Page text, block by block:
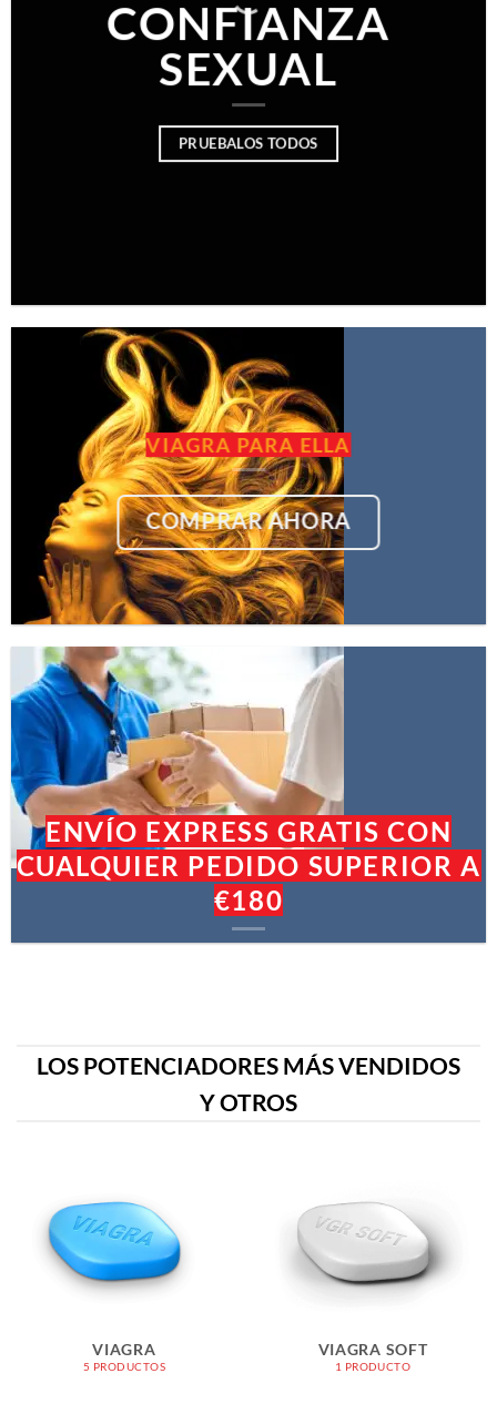
CONFIANZA
SEXUAL
PRUEBALOS TODOS
VIAGRA PARA ELLA
COMPRAR AHORA
ENVÍO EXPRESS GRATIS CON
CUALQUIER PEDIDO SUPERIOR A
€180
LOS POTENCIADORES MÁS VENDIDOS
Y OTROS
VIAGRA
5 PRODUCTOS
VIAGRA SOFT
1 PRODUCTO